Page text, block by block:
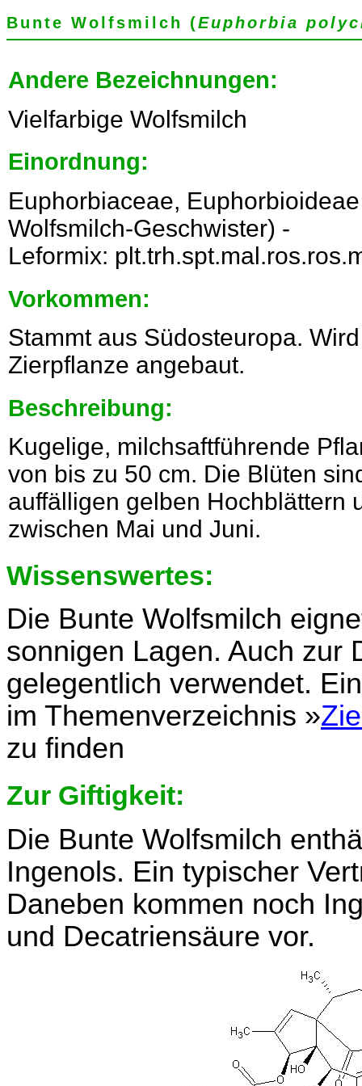
Bunte Wolfsmilch (Euphorbia
Andere Bezeichnungen:
Vielfarbige Wolfsmilch
Einordnung:
Euphorbiaceae,
Wolfsmilch-Geschwister) -
Leformix:
Vorkommen:
Stammt aus Südosteuropa.
Zierpflanze angebaut.
Beschreibung:
Kugelige, milchsaftführende
von bis zu 50 cm. Die Blüten
auffälligen gelben Hochblättern
zwischen Mai und Juni.
Wissenswertes:
Die Bunte Wolfsmilch
sonnigen Lagen. Auch zur
gelegentlich verwendet.
im Themenverzeichnis »
zu finden
Zur Giftigkeit:
Die Bunte Wolfsmilch
Ingenols. Ein typischer
Daneben kommen noch
und Decatriensäure vor.